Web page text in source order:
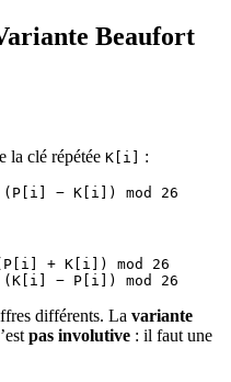
Beaufort
la clé répétée K[i] :
− K[i]) mod 26
+ K[i]) mod 26
− P[i]) mod 26
différents. La variante
pas involutive : il faut une